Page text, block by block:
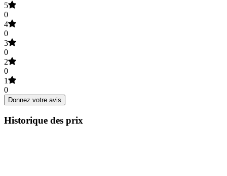
5
0
4
0
3
0
2
0
1
0
Donnez votre avis
Historique des prix